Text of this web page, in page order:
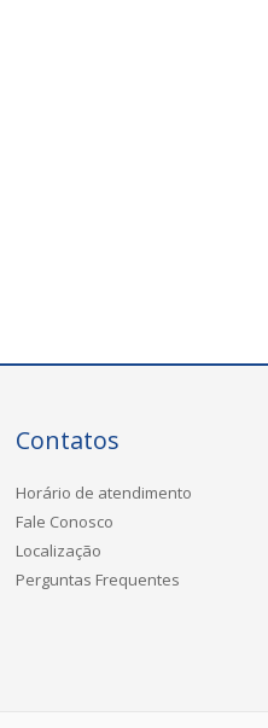
Contatos
Horário de atendimento
Fale Conosco
Localização
Perguntas Frequentes